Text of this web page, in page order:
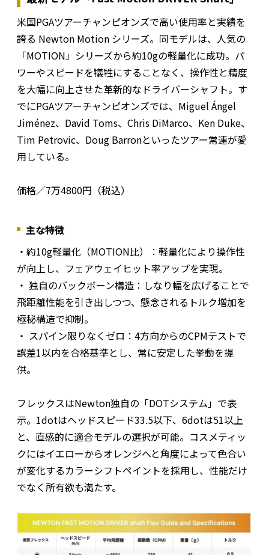
米国PGAツアーチャンピオンズで高い使用率と実績を
誇る Newton Motion シリーズ。同モデルは、人気の
「MOTION」シリーズから約10gの軽量化に成功。パ
ワーやスピードを犠牲にすることなく、操作性と精度
を大幅に向上させた革新的なドライバーシャフト。す
でにPGAツアーチャンピオンズでは、Miguel Ángel
Jiménez、David Toms、Chris DiMarco、Ken Duke、
Tim Petrovic、Doug Barronといったツアー常連が愛
用している。
価格／7万4800円（税込）
主な特徴
・約10g軽量化（MOTION比）：軽量化により操作性
が向上し、フェアウェイヒット率アップを実現。
・ 独自のバックボーン構造：しなり幅を広げることで
飛距離性能を引き出しつつ、懸念されるトルク増加を
極秘構造で抑制。
・ スパイン限りなくゼロ：4方向からのCPMテストで
誤差1以内を合格基準とし、常に安定した挙動を提
供。
フレックスはNewton独自の「DOTシステム」で表
示。1dotはヘッドスピード33.5以下、6dotは51以上
と、直感的に適合モデルの選択が可能。コスメティッ
クにはイエローからオレンジへと角度によって色合い
が変化するカラーシフトペイントを採用し、性能だけ
でなく所有欲も満たす。